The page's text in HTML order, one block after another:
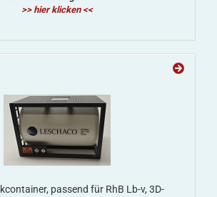
>> hier klicken <<
passend für RhB Lb-v, 3D-